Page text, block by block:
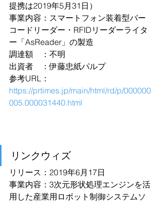
提携は2019年5月31日）
事業内容：スマートフォン装着型バー
コードリーダー・RFIDリーダーライタ
ー「AsReader」の製造
調達額　：不明
出資者　：伊藤忠紙パルプ
参考URL：
https://prtimes.jp/main/html/rd/p/000000
005.000031440.html
リンクウィズ
リリース：2019年6月17日
事業内容：3次元形状処理エンジンを活
用した産業用ロボット制御システムソ